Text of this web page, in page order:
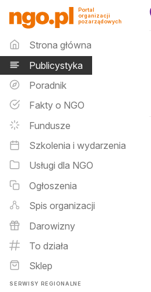
Publicystyka -
Portal
organizacji
pozarządowych
Menu główne
Strona główna
Publicystyka
Poradnik
Fakty o NGO
Fundusze
Szkolenia i wydarzenia
Usługi dla NGO
Ogłoszenia
Spis organizacji
Darowizny
To działa
Sklep
SERWISY REGIONALNE